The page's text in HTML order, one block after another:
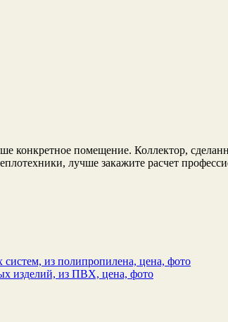
конкретное помещение. Коллектор,
лучше закажите расчет
из полипропилена, цена, фото
изделий, из ПВХ, цена, фото